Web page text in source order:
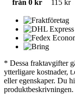
från 0 kr
115 kr
* Dessa fraktavgifter
ytterligare kostnader,
eller egenskaper. Du
produktbeskrivningen.